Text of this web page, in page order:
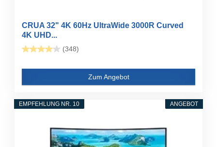
CRUA 32" 4K 60Hz UltraWide 3000R Curved
4K UHD...
(348)
Zum Angebot
ANGEBOT
EMPFEHLUNG NR. 10